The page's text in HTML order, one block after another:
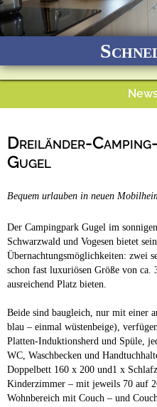
(c) Christel Gugel GmbH
Ganzjährig geöffnet
Dreiländer-
Gugel
Bequem urlauben in neuen
Der Campingpark Gugel im
Schwarzwald und Vogesen bietet
Übernachtungsmöglichkeiten: zwei
schon fast luxuriösen Größe von ca.
ausreichend Platz bieten.
Beide sind baugleich, nur mit einer
blau – einmal wüstenbeige),
Platten-Induktionsherd und Spüle,
WC, Waschbecken und
Doppelbett 160 x 200 und1 x
Kinderzimmer – mit jeweils 70 auf
Wohnbereich mit Couch – und